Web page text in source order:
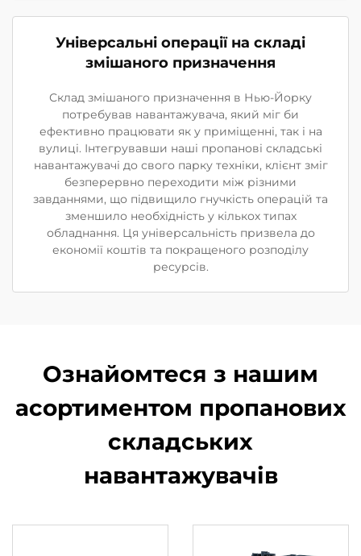
Універсальні операції на складі
змішаного призначення
Склад змішаного призначення в Нью-Йорку
потребував навантажувача, який міг би
ефективно працювати як у приміщенні, так і на
вулиці. Інтегрувавши наші пропанові складські
навантажувачі до свого парку техніки, клієнт зміг
безперервно переходити між різними
завданнями, що підвищило гнучкість операцій та
зменшило необхідність у кількох типах
обладнання. Ця універсальність призвела до
економії коштів та покращеного розподілу
ресурсів.
Ознайомтеся з нашим
асортиментом пропанових
складських
навантажувачів